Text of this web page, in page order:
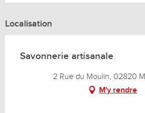
Localisation
Savonnerie artisanale
2 Rue du Moulin, 02820
M'y rendre